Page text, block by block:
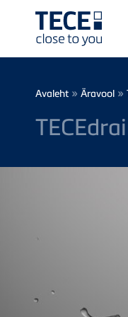
Avaleht » Äravool »